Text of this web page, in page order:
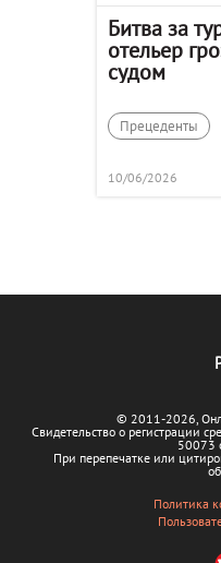
Битва за
отельер
судом
Прецеденты
10/06/2026
© 2011-2026,
Свидетельство о регистрации
50073
При перепечатке или
Политика